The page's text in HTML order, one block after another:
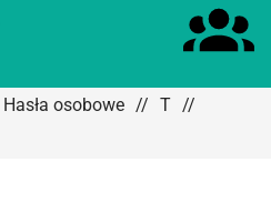
Hasła osobowe
T